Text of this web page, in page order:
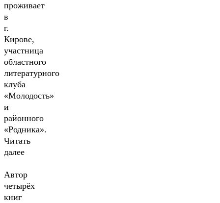
проживает
в
г.
Кирове,
участница
областного
литературного
клуба
«Молодость»
и
районного
«Родника».
Читать
далее
Автор
четырёх
книг